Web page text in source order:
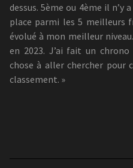
dessus. 5ème ou 4ème il n’y
place parmi les 5 meilleurs
évolué à mon meilleur
en 2023. J’ai fait un
chose à aller chercher pour
classement. »